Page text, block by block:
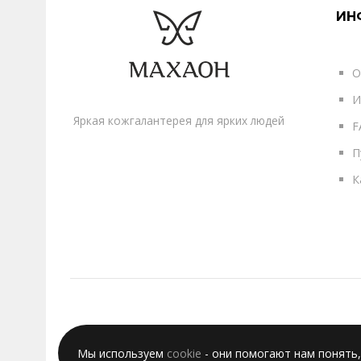
Яркая кожгалантерея для ярких людей
Мы используем cookie - они помогают нам